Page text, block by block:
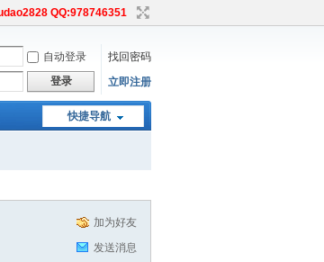
QQ:978746351
自动登录
找回密码
登录 立即注册
快捷导航
加为好友
发送消息